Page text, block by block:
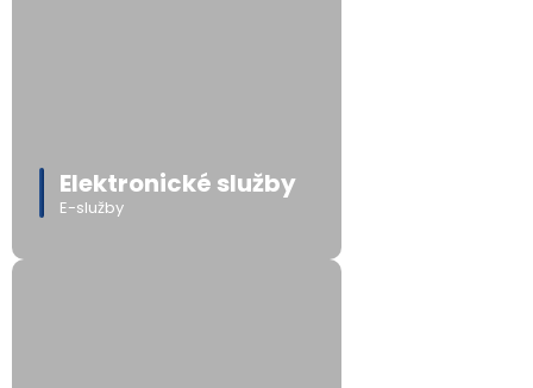
Elektronické služby
E-služby